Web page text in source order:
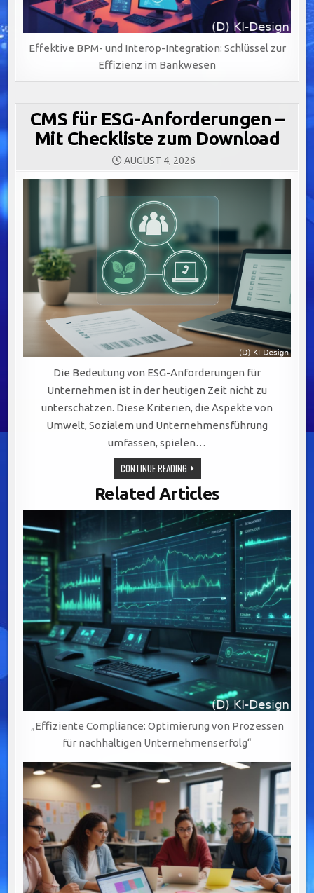
Effektive BPM- und Interop-Integration: Schlüssel zur
Effizienz im Bankwesen
CMS für ESG-Anforderungen –
Mit Checkliste zum Download
AUGUST 4, 2026
Die Bedeutung von ESG-Anforderungen für
Unternehmen ist in der heutigen Zeit nicht zu
unterschätzen. Diese Kriterien, die Aspekte von
Umwelt, Sozialem und Unternehmensführung
umfassen, spielen…
CONTINUE READINGCMS
FÜR
ESG-
ANFORDERUNGEN
–
MIT
CHECKLISTE
ZUM
DOWNLOAD
Related Articles
„Effiziente Compliance: Optimierung von Prozessen
für nachhaltigen Unternehmenserfolg“